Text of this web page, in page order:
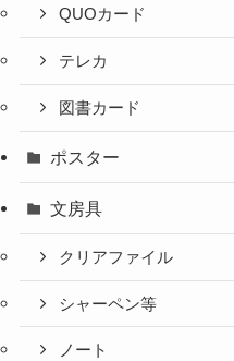
QUOカード
テレカ
図書カード
ポスター
文房具
クリアファイル
シャーペン等
ノート